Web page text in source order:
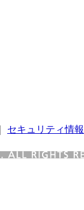
セキュリティ情報